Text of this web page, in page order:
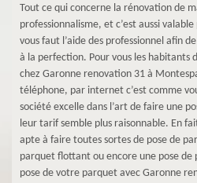
Tout ce qui concerne la rénovation de
professionnalisme, et c’est aussi
vous faut l’aide des professionnel afin
à la perfection. Pour vous les habitants
chez Garonne renovation 31 à
téléphone, par internet c’est comme
société excelle dans l’art de faire une
leur tarif semble plus raisonnable. En
apte à faire toutes sortes de pose de
parquet flottant ou encore une pose de
pose de votre parquet avec Garonne